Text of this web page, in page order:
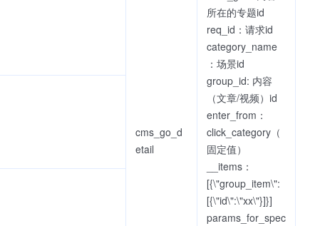
cms_go_d
etail
所在的专题id
req_id：请求id
category_name
：场景id
group_id: 内容
（文章/视频）id
enter_from：
click_category（
固定值）
__items：
[{\"group_item\":
[{\"id\":\"xx\"}]}]
params_for_spec